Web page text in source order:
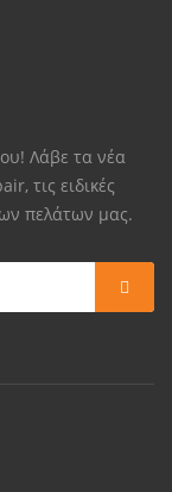
Λάβε τα νέα
τις ειδικές
πελάτων μας.